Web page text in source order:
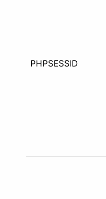
PHPSESSID